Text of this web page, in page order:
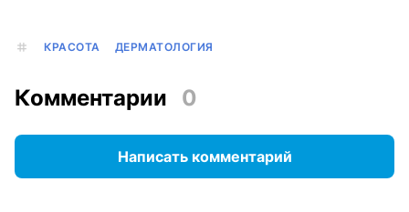
КРАСОТА ДЕРМАТОЛОГИЯ
Комментарии 0
Написать комментарий